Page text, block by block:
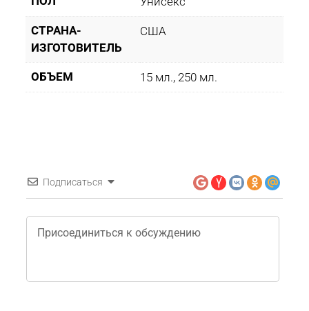
СТРАНА-
ИЗГОТОВИТЕЛЬ
США
ОБЪЕМ 15 мл., 250 мл.
Подписаться